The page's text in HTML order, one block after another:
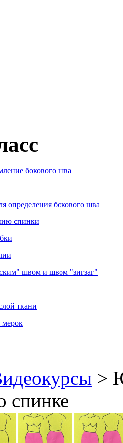
бокового шва
определения бокового шва
спинки
швом и швом "зигзаг"
ткани
мерок
>
спинке